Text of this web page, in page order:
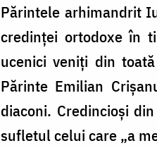
Părintele arhimandrit
credinței ortodoxe în
ucenici veniți din
Părinte Emilian
diaconi. Credincioși
sufletul celui care „a